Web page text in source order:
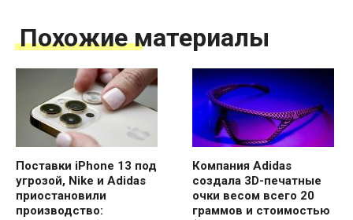
Похожие материалы
Поставки iPhone 13 под
угрозой, Nike и Adidas
приостановили
производство:
Компания Adidas
создала 3D-печатные
очки весом всего 20
граммов и стоимостью